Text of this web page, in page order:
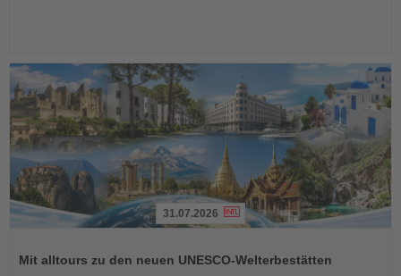
die
31.07.2026
Mit alltours zu den neuen UNESCO-Welterbestätten